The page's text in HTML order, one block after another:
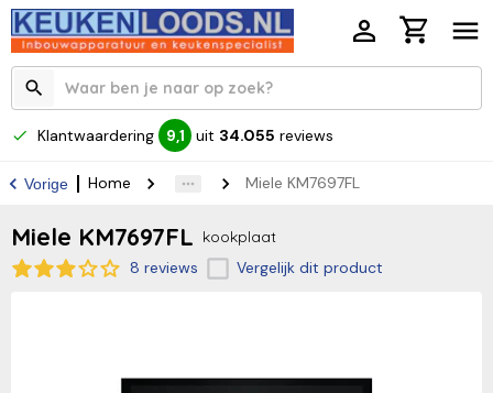
Klantwaardering 9,1 uit 34.055 reviews
Vorige Home Miele KM7697FL
Miele KM7697FL kookplaat
8 reviews
Vergelijk dit product